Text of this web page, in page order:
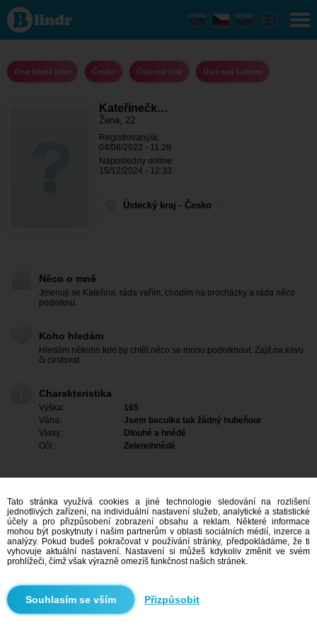
KateřinečkaKati
- Ona hledá
jeho Ústecký
kraj - Ústí nad
Ona hledá jeho Česko Ústecký kraj Ústí nad Labem
Kateřinečk…
Žena, 22
Registrovaný/á:
04/08/2022 - 11:28
Naposledny online:
15/12/2024 - 12:33
Ústecký kraj - Česko
Něco o mně
Jmenuji se Kateřina, ráda vařím, chodím na procházky a ráda něco
podniknu.
Koho hledám
Hledám někoho kdo by chtěl něco se mnou podniknout. Zajít na kávu
či cestovat.
Charakteristika
Výška:
165
Váha:
Jsem baculka tak žádný hubeňour
Vlasy:
Dlouhé a hnědé
Oči:
Zelenohnědé
Tato stránka využívá cookies a jiné technologie sledování na rozlišení
jednotlivých zařízení, na individuální nastavení služeb, analytické a statistické
účely a pro přizpůsobení zobrazení obsahu a reklam. Některé informace
mohou být poskytnuty i našim partnerům v oblasti sociálních médií, inzerce a
analýzy. Pokud budeš pokračovat v používání stránky, předpokládáme, že ti
vyhovuje aktuální nastavení. Nastavení si můžeš kdykoliv změnit ve svém
prohlížeči, čímž však výrazně omezíš funkčnost našich stránek.
Přizpůsobit